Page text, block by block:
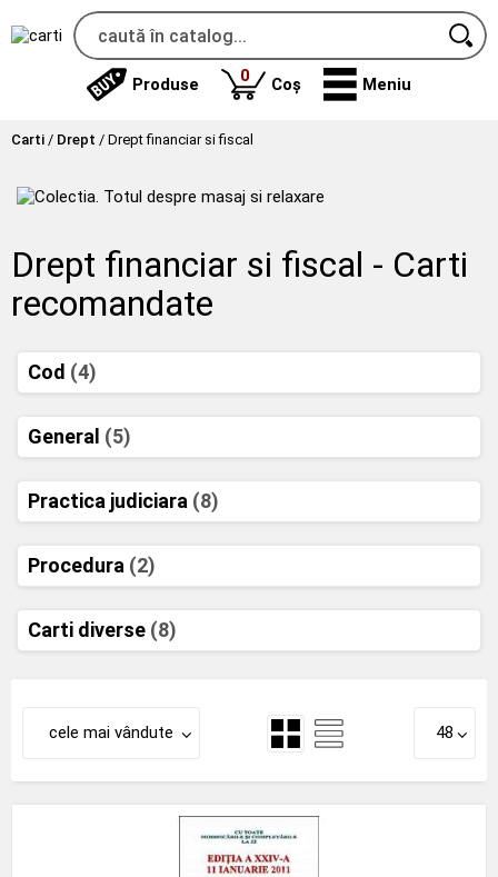
Produse 0produse
Coș Meniu
Carti / Drept / Drept financiar si fiscal
Drept financiar si fiscal - Carti
recomandate
Cod (4)
General (5)
Practica judiciara (8)
Procedura (2)
Carti diverse (8)
cele mai vândute 48